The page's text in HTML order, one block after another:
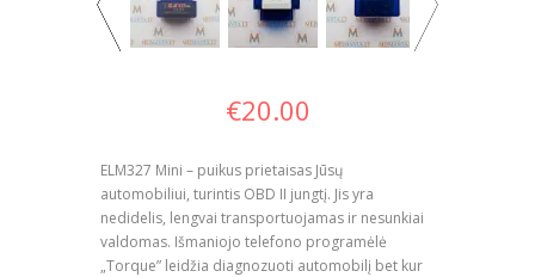
€20.00
ELM327 Mini – puikus prietaisas Jūsų
automobiliui, turintis OBD II jungtį. Jis yra
nedidelis, lengvai transportuojamas ir nesunkiai
valdomas. Išmaniojo telefono programėlė
„Torque” leidžia diagnozuoti automobilį bet kur